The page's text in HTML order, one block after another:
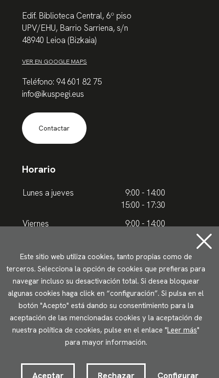
Edif. Biblioteca Central, 6º piso
UPV/EHU, Barrio Sarriena, s/n
48940 Leioa (Bizkaia)
VER EN GOOGLE MAPS
Teléfono: 94 601 82 75
info@ikuspegi.eus
Contactar
Horario
Lunes a jueves
9:00 - 14:00
15:00 - 17:30
Viernes
9:00 - 14:00
Horario de verano
Lunes a jueves
9.00 - 15.00
Viernes
9:00 - 14:00
Aviso legal Política de privacidad
Uso de cookies
Accesibilidad
Este sitio web utiliza cookies, tanto propias como de
terceros. Selecciona la opción de cookies que prefieras para
navegar incluso su desactivación total. Si desea bloquear
algunas cookies haga click en “configuración”. Si pulsa en el
botón "Acepto" está dando su consentimiento para la
aceptación de las mencionadas cookies y la aceptación de
nuestra política de cookies, pulse en el enlace "Leer más"
para mayor información.
Aceptar Rechazar Configurar